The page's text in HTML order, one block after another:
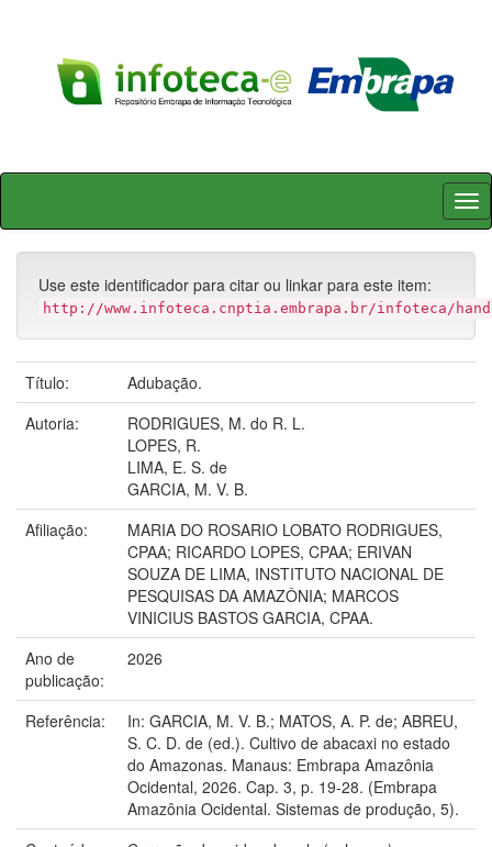
Skip
Use este identificador para citar ou linkar para este item:
http://www.infoteca.cnptia.embrapa.br/infoteca/
Título:
Adubação.
Autoria:
RODRIGUES, M. do R. L.
LOPES, R.
LIMA, E. S. de
GARCIA, M. V. B.
Afiliação:
MARIA DO ROSARIO LOBATO RODRIGUES,
CPAA; RICARDO LOPES, CPAA; ERIVAN
SOUZA DE LIMA, INSTITUTO NACIONAL DE
PESQUISAS DA AMAZÔNIA; MARCOS
VINICIUS BASTOS GARCIA, CPAA.
Ano de
publicação:
2026
Referência:
In: GARCIA, M. V. B.; MATOS, A. P. de; ABREU,
S. C. D. de (ed.). Cultivo de abacaxi no estado
do Amazonas. Manaus: Embrapa Amazônia
Ocidental, 2026. Cap. 3, p. 19-28. (Embrapa
Amazônia Ocidental. Sistemas de produção, 5).